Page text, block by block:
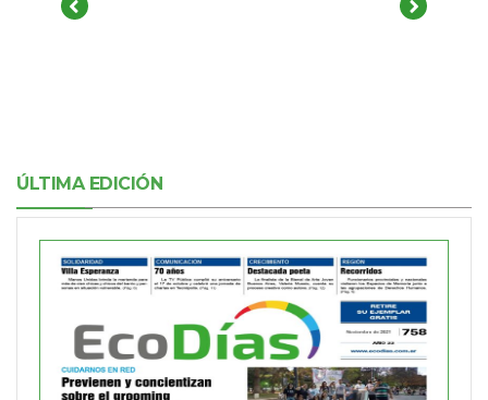
ÚLTIMA EDICIÓN